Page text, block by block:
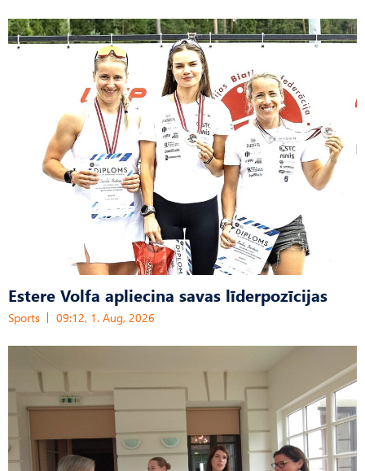
Estere Volfa apliecina savas līderpozīcijas
Sports 09:12, 1. Aug, 2026